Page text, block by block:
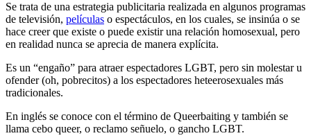
Se trata de una estrategia publicitaria realizada en algunos programas
de televisión, películas o espectáculos, en los cuales, se insinúa o se
hace creer que existe o puede existir una relación homosexual, pero
en realidad nunca se aprecia de manera explícita.
Es un “engaño” para atraer espectadores LGBT, pero sin molestar u
ofender (oh, pobrecitos) a los espectadores heteerosexuales más
tradicionales.
En inglés se conoce con el término de Queerbaiting y también se
llama cebo queer, o reclamo señuelo, o gancho LGBT.